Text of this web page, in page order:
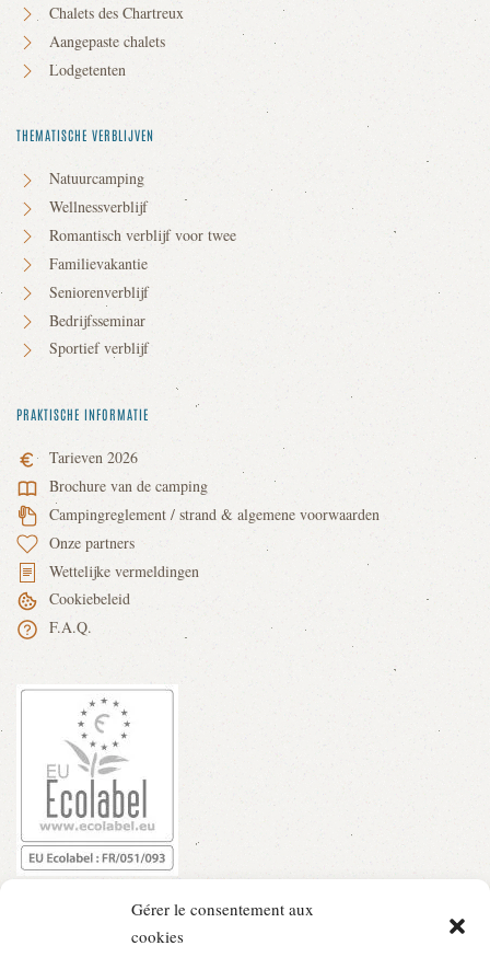
Gérer le consentement aux
cookies
Chalets des Chartreux
Aangepaste chalets
Lodgetenten
THEMATISCHE VERBLIJVEN
Natuurcamping
Wellnessverblijf
Romantisch verblijf voor twee
Familievakantie
Seniorenverblijf
Bedrijfsseminar
Sportief verblijf
PRAKTISCHE INFORMATIE
Tarieven 2026
Brochure van de camping
Campingreglement / strand & algemene voorwaarden
Onze partners
Wettelijke vermeldingen
Cookiebeleid
F.A.Q.